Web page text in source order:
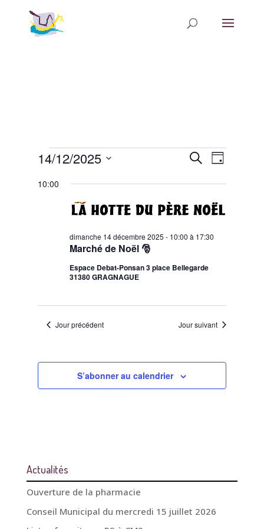
Évènements
dimanche
2025
Recherche
navigation
de
vues
Évènements
Recherche
de
vues
Jour
14/12/2025
une
10:00
Marché de Noël 🎅
dimanche 14 décembre 2025 - 10:00 à 17:30
Espace Debat-Ponsan 3 place Bellegarde
31380 GRAGNAGUE
Jour précédent Jour suivant
S’abonner au calendrier
Actualités
Ouverture de la pharmacie
Conseil Municipal du mercredi 15 juillet 2026